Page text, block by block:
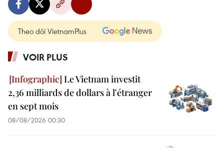
Theo dõi VietnamPlus
VOIR PLUS
Le Vietnam investit
2,36 milliards de dollars à l'étranger
en sept mois
08/08/2026 00:30